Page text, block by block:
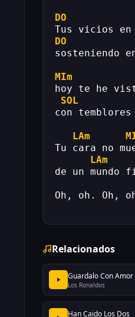
DO
Tus vicios
DO
sosteniendo
MIm
hoy te he
SOL
con temblores
LAm
Tu cara no
LAm
de un
Oh, oh. Oh,
Relacionados
Guardalo Con Amor
Los Ronaldos
Han Caido Los Dos